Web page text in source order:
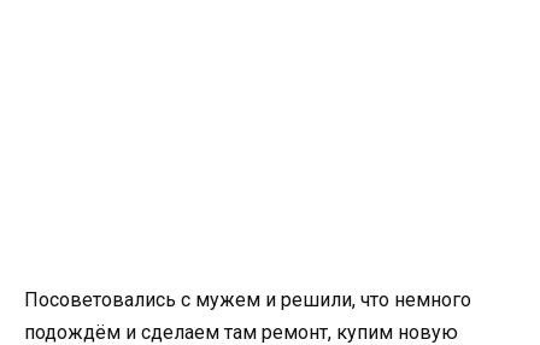
Посоветовались с мужем и решили, что немного
подождём и сделаем там ремонт, купим новую